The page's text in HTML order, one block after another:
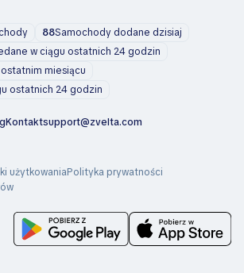
88Samochody dodane dzisiaj
w ciągu ostatnich 24 godzin
miesiącu
ostatnich 24 godzin
Kontaktsupport@zvelta.com
użytkowaniaPolityka prywatności